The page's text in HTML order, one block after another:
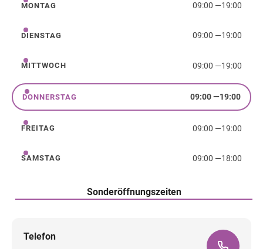
Montag
MONTAG 09:00 —19:00
Dienstag
DIENSTAG 09:00 —19:00
Mittwoch
MITTWOCH 09:00 —19:00
Donnerstag
DONNERSTAG 09:00—19:00
Freitag
FREITAG 09:00 —19:00
Samstag
SAMSTAG 09:00 —18:00
Sonderöffnungszeiten
Telefon